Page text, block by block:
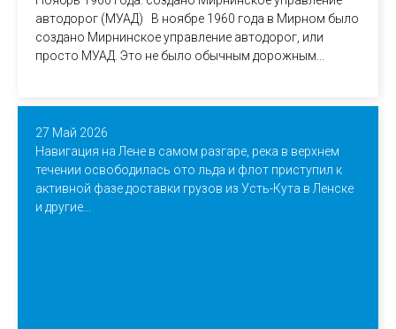
автодорог (МУАД) В ноябре 1960 года в Мирном было
создано Мирнинское управление автодорог, или
просто МУАД. Это не было обычным дорожным...
27 Май 2026
Навигация на Лене в самом разгаре, река в верхнем
течении освободилась ото льда и флот приступил к
активной фазе доставки грузов из Усть-Кута в Ленске
и другие...